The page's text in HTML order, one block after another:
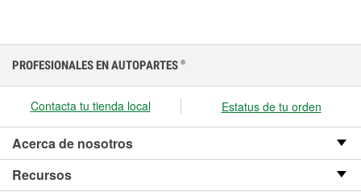
PROFESIONALES EN AUTOPARTES ®
Contacta tu tienda local Estatus de tu orden
Acerca de nosotros
Recursos